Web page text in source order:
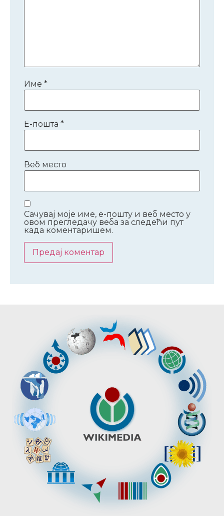
Име *
Е-пошта *
Веб место
Сачувај моје име, е-пошту и веб место у
овом прегледачу веба за следећи пут
када коментаришем.